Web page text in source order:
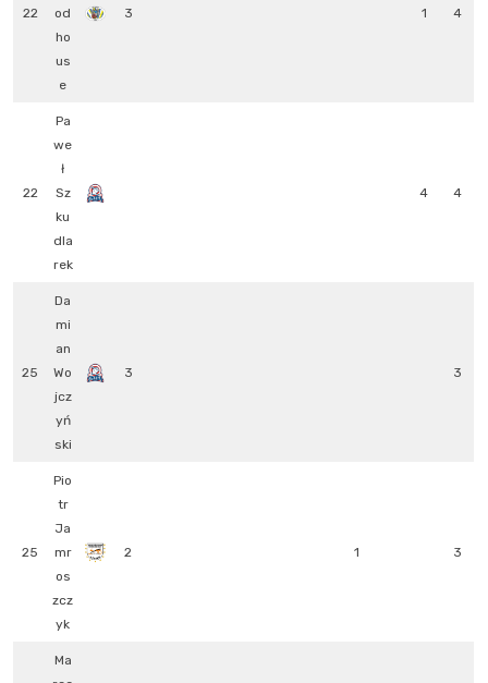
22
od
ho
us
e
3 1 4
22
Pa
we
ł
Sz
ku
dla
rek
4 4
25
Da
mi
an
Wo
jcz
yń
ski
3 3
25
Pio
tr
Ja
mr
os
zcz
yk
2 1 3
Ma